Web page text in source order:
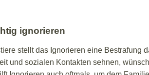
ignorieren
stellt das Ignorieren eine Bestrafung
und sozialen Kontakten sehnen,